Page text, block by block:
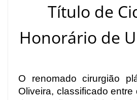
Título de
Honorário de
O renomado cirurgião
Oliveira, classificado entre